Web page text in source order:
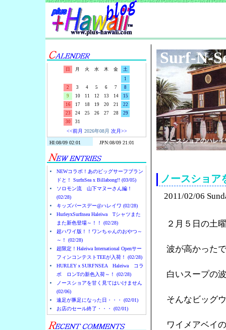
日 月 火 水 木 金
土
1
2
3 4 5 6 7
8
9
10 11 12 13 14
15
16
17 18 19 20 21
22
23
24 25 26 27 28
29
30
31
<<前月 2026年08月 次月>>
NEWコラボ！あのビッグサーフブラン
ドと！ SurfnSea x Billabong!! (03/05)
ソロモン流 山下マヌーさん編！
(02/28)
キッズバースデー@ハレイワ (02/28)
HurleyxSurfnsea Haleiwa Tシャツまた
また新色登場～！！ (02/28)
超ハワイ版！！ワンちゃんのおやつ～
～！ (02/28)
超限定！Haleiwa International Openサー
フィンコンテストTEEが入荷！ (02/28)
HURLEYｘSURFNSEA Haleiwa コラ
ボ ロンTの新色入荷～！ (02/28)
ノースショアを甘く見てはいけません
(02/06)
遠足が豚足になった日・・・ (02/01)
お店のセール終了・・・ (02/01)
Surf-N-
ノースショアのハレ
ノースショア
2011/02/06
２月５日の土
波が高かった
白いスープの
そんなビッグ
ワイメアベイ